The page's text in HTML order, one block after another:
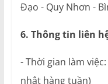
Đạo - Quy Nhơn -
6. Thông tin liên
- Thời gian làm việc:
nhật hàng tuần)